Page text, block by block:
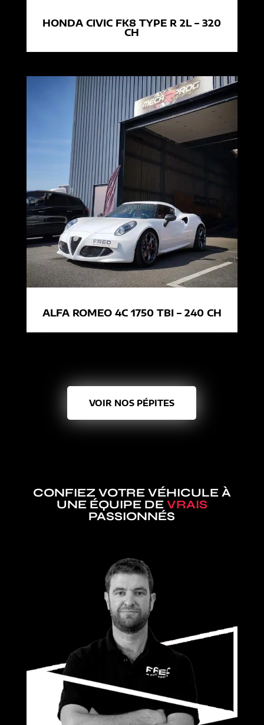
HONDA CIVIC FK8 TYPE R 2L – 320
CH
ALFA ROMEO 4C 1750 TBI – 240 CH
VOIR NOS PÉPITES
CONFIEZ VOTRE VÉHICULE À
UNE ÉQUIPE DE VRAIS
PASSIONNÉS